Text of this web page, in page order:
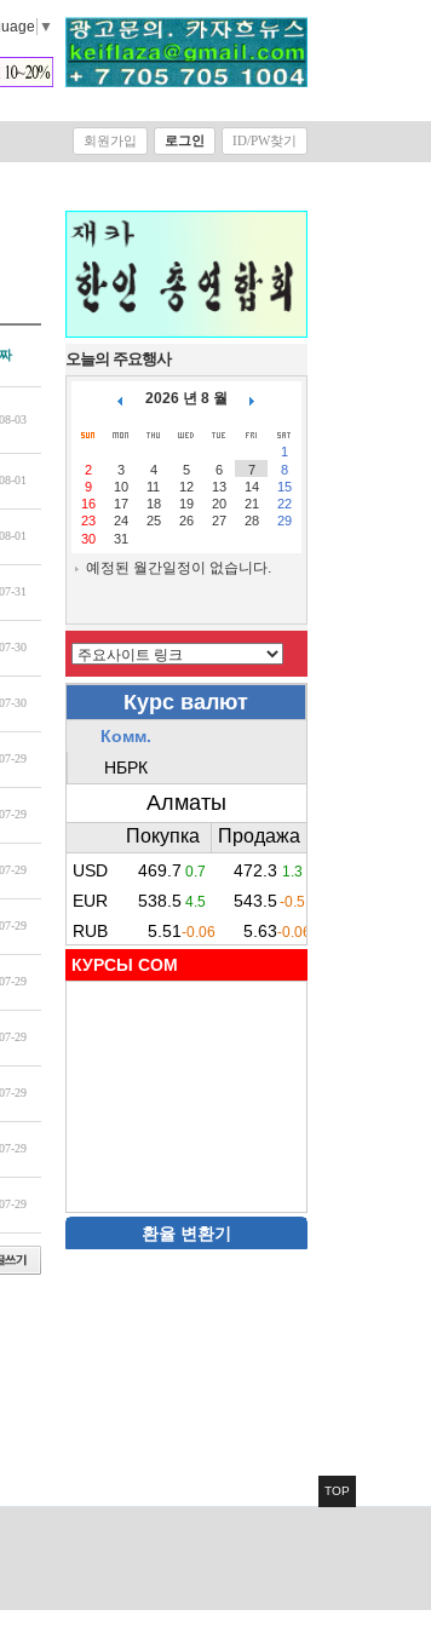
▼
회원가입 로그인 ID/PW찾기
03
01
01
31
30
30
29
29
29
29
29
29
29
29
29
오늘의 주요행사
2026 년 8 월
1
2
3 4 5 6 7
8
9
10 11 12 13 14
15
16
17 18 19 20 21
22
23
24 25 26 27 28
29
30
31
예정된 월간일정이 없습니다.
КУРСЫ COM
환율 변환기
TOP